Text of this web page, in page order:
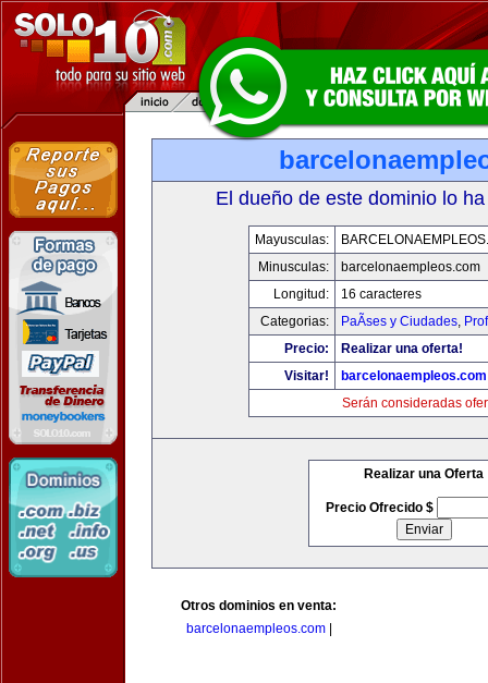
El dueño de este dominio lo
Mayusculas:
Minusculas:
barcelonaempleos.com
Longitud:
16 caracteres
Categorias:
PaÃ­ses y Ciudades,
Precio:
Realizar una oferta!
Visitar!
barcelonaempleos.com
Serán consideradas
Realizar una Oferta
Precio Ofrecido $
Otros dominios en venta:
barcelonaempleos.com|